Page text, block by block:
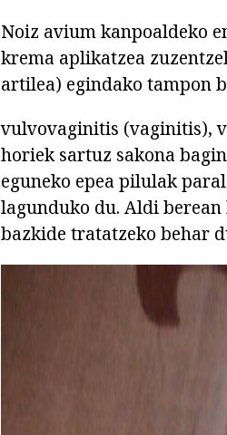
Noiz avium kanpoaldeko
krema aplikatzea
artilea) egindako tampon
vulvovaginitis (vaginitis),
horiek sartuz sakona
eguneko epea pilulak
lagunduko du. Aldi
bazkide tratatzeko behar